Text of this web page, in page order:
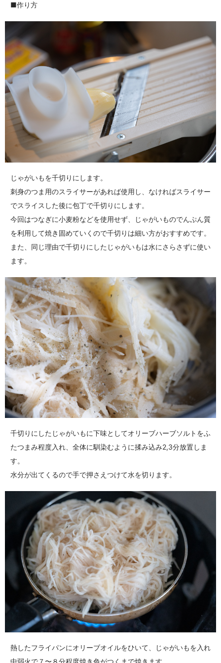
■作り方
じゃがいもを千切りにします。
刺身のつま用のスライサーがあれば使用し、なければスライサー
でスライスした後に包丁で千切りにします。
今回はつなぎに小麦粉などを使用せず、じゃがいものでんぷん質
を利用して焼き固めていくので千切りは細い方がおすすめです。
また、同じ理由で千切りにしたじゃがいもは水にさらさずに使い
ます。
千切りにしたじゃがいもに下味としてオリーブハーブソルトをふ
たつまみ程度入れ、全体に馴染むように揉み込み2,3分放置しま
す。
水分が出てくるので手で押さえつけて水を切ります。
熱したフライパンにオリーブオイルをひいて、じゃがいもを入れ
中弱火で７〜８分程度焼き色がつくまで焼きます。